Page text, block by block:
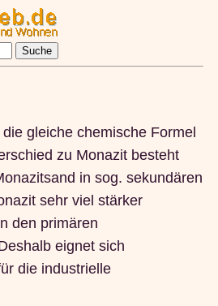
die gleiche chemische Formel
zu Monazit besteht
in sog. sekundären
sehr viel stärker
den primären
eignet sich
die industrielle